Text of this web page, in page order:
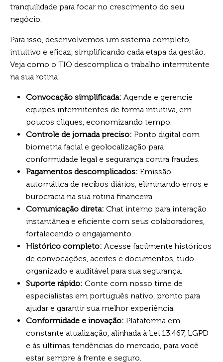
tranquilidade para focar no crescimento do seu
negócio.
Para isso, desenvolvemos um sistema completo,
intuitivo e eficaz, simplificando cada etapa da gestão.
Veja como o TIO descomplica o trabalho intermitente
na sua rotina:
Convocação simplificada: Agende e gerencie
equipes intermitentes de forma intuitiva, em
poucos cliques, economizando tempo.
Controle de jornada preciso: Ponto digital com
biometria facial e geolocalização para
conformidade legal e segurança contra fraudes.
Pagamentos descomplicados: Emissão
automática de recibos diários, eliminando erros e
burocracia na sua rotina financeira.
Comunicação direta: Chat interno para interação
instantânea e eficiente com seus colaboradores,
fortalecendo o engajamento.
Histórico completo: Acesse facilmente históricos
de convocações, aceites e documentos, tudo
organizado e auditável para sua segurança.
Suporte rápido: Conte com nosso time de
especialistas em português nativo, pronto para
ajudar e garantir sua melhor experiência.
Conformidade e inovação: Plataforma em
constante atualização, alinhada à Lei 13.467, LGPD
e às últimas tendências do mercado, para você
estar sempre à frente e seguro.